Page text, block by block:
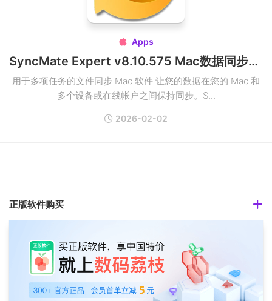
 Apps
SyncMate Expert v8.10.575 Mac数据同步工具
用于多项任务的文件同步 Mac 软件 让您的数据在您的 Mac 和
多个设备或在线帐户之间保持同步。S...
2026-02-02
正版软件购买